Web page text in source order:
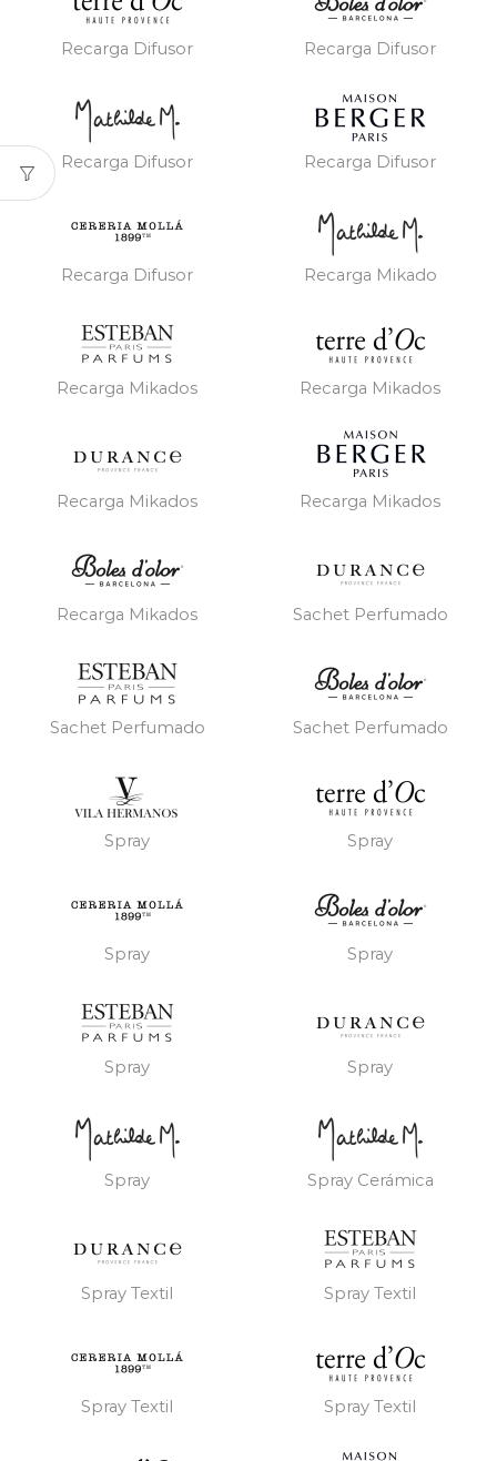
Recarga Difusor Recarga Difusor
Recarga Difusor Recarga Difusor
Recarga Difusor Recarga Mikado
Recarga Mikados Recarga Mikados
Recarga Mikados Recarga Mikados
Recarga Mikados Sachet Perfumado
Sachet Perfumado Sachet Perfumado
Spray Spray
Spray Spray
Spray Spray
Spray Spray Cerámica
Spray Textil Spray Textil
Spray Textil Spray Textil